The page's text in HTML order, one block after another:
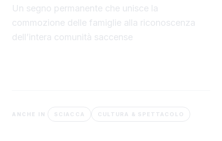
Un segno permanente che unisce la
commozione delle famiglie alla riconoscenza
dell’intera comunità saccense
ANCHE IN SCIACCA CULTURA & SPETTACOLO